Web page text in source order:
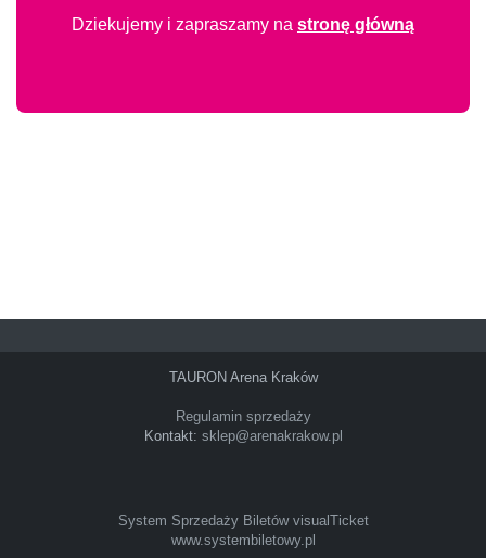
Dziekujemy i zapraszamy na stronę główną
TAURON Arena Kraków
Regulamin sprzedaży
Kontakt: sklep@arenakrakow.pl
System Sprzedaży Biletów visualTicket
www.systembiletowy.pl